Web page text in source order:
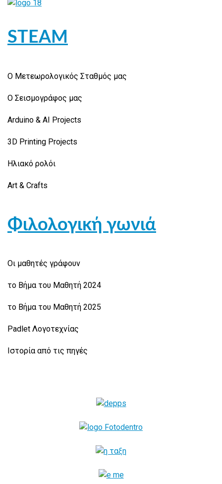
STEAM
Ο Μετεωρολογικός Σταθμός μας
Ο Σεισμογράφος μας
Arduino & AI Projects
3D Printing Projects
Ηλιακό ρολόι
Art & Crafts
Φιλολογική γωνιά
Οι μαθητές γράφουν
το Βήμα του Μαθητή 2024
το Βήμα του Μαθητή 2025
Padlet Λογοτεχνίας
Ιστορία από τις πηγές